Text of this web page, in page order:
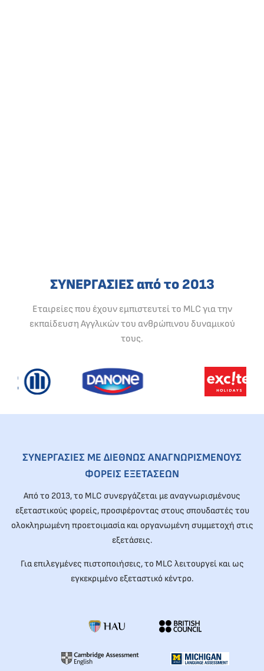
ΣΥΝΕΡΓΑΣΙΕΣ από το 2013
Εταιρείες που έχουν εμπιστευτεί το MLC για την
εκπαίδευση Αγγλικών του ανθρώπινου δυναμικού
τους.
ΣΥΝΕΡΓΑΣΙΕΣ ΜΕ ΔΙΕΘΝΩΣ ΑΝΑΓΝΩΡΙΣΜΕΝΟΥΣ
ΦΟΡΕΙΣ ΕΞΕΤΑΣΕΩΝ
Από το 2013, το MLC συνεργάζεται με αναγνωρισμένους
εξεταστικούς φορείς, προσφέροντας στους σπουδαστές του
ολοκληρωμένη προετοιμασία και οργανωμένη συμμετοχή στις
εξετάσεις.
Για επιλεγμένες πιστοποιήσεις, το MLC λειτουργεί και ως
εγκεκριμένο εξεταστικό κέντρο.